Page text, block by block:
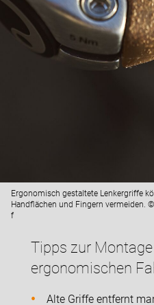
Ergonomisch gestaltete Lenkergriffe
Handflächen und Fingern vermeiden.
f
Tipps zur
ergonomischen
Alte Griffe entfernt